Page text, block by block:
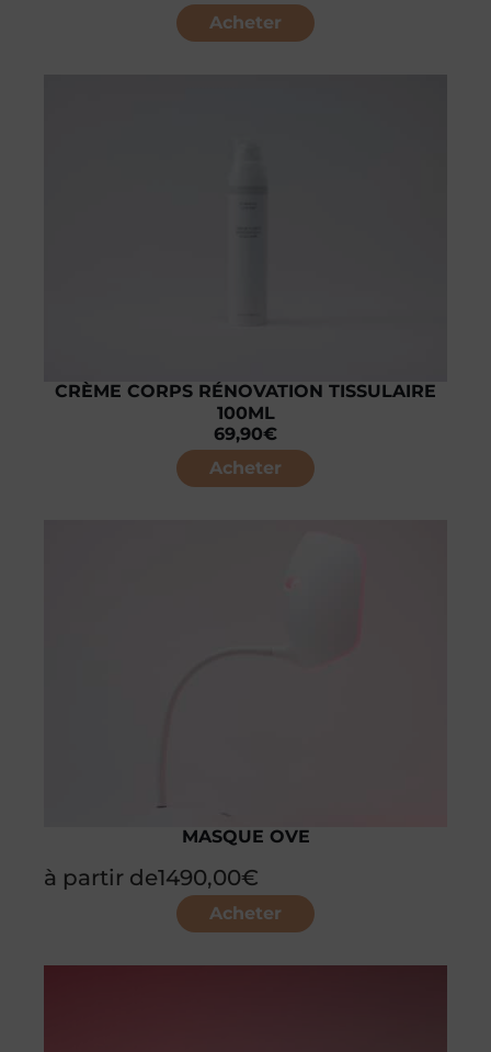
Acheter
CRÈME CORPS RÉNOVATION TISSULAIRE
100ML
69,90€
Acheter
MASQUE OVE
à partir de1490,00€
Acheter